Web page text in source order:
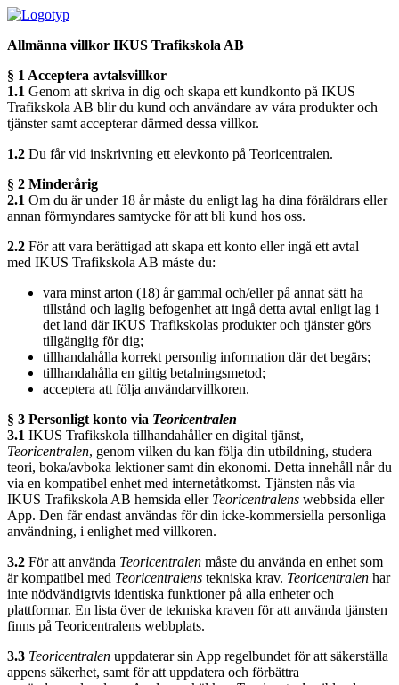
Allmänna villkor IKUS Trafikskola AB
§ 1 Acceptera avtalsvillkor
1.1 Genom att skriva in dig och skapa ett kundkonto på IKUS
Trafikskola AB blir du kund och användare av våra produkter och
tjänster samt accepterar därmed dessa villkor.
1.2 Du får vid inskrivning ett elevkonto på Teoricentralen.
§ 2 Minderårig
2.1 Om du är under 18 år måste du enligt lag ha dina föräldrars eller
annan förmyndares samtycke för att bli kund hos oss.
2.2 För att vara berättigad att skapa ett konto eller ingå ett avtal
med IKUS Trafikskola AB måste du:
vara minst arton (18) år gammal och/eller på annat sätt ha
tillstånd och laglig befogenhet att ingå detta avtal enligt lag i
det land där IKUS Trafikskolas produkter och tjänster görs
tillgänglig för dig;
tillhandahålla korrekt personlig information där det begärs;
tillhandahålla en giltig betalningsmetod;
acceptera att följa användarvillkoren.
§ 3 Personligt konto via Teoricentralen
3.1 IKUS Trafikskola tillhandahåller en digital tjänst,
Teoricentralen, genom vilken du kan följa din utbildning, studera
teori, boka/avboka lektioner samt din ekonomi. Detta innehåll når du
via en kompatibel enhet med internetåtkomst. Tjänsten nås via
IKUS Trafikskola AB hemsida eller Teoricentralens webbsida eller
App. Den får endast användas för din icke-kommersiella personliga
användning, i enlighet med villkoren.
3.2 För att använda Teoricentralen måste du använda en enhet som
är kompatibel med Teoricentralens tekniska krav. Teoricentralen har
inte nödvändigtvis identiska funktioner på alla enheter och
plattformar. En lista över de tekniska kraven för att använda tjänsten
finns på Teoricentralens webbplats.
3.3 Teoricentralen uppdaterar sin App regelbundet för att säkerställa
appens säkerhet, samt för att uppdatera och förbättra